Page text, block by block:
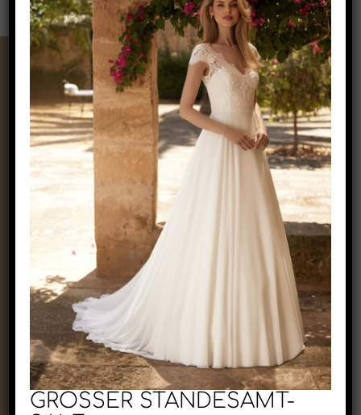
Exclusive by Perry
Zaunäckerstraße 22/2
71083 Herrenberg
+49 1523 6721684
kontakt@perry-exclusive.de
GROSSER STANDESAMT-